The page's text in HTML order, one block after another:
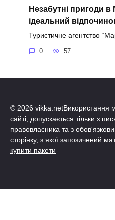
Незабутні пригоди в
ідеальний
Туристичне агентство
0 57
© 2026 vikka.netВикористання
сайті, допускається тільки з
правовласника та з
сторінку, з якої запозичений
купити пакети